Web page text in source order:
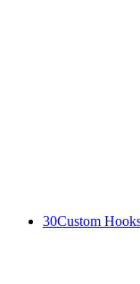
30Custom